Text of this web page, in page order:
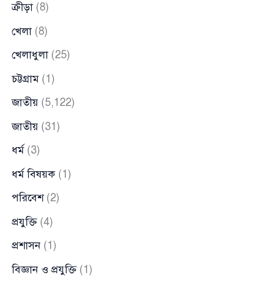
ক্রীড়া (8)
খেলা (8)
খেলাধুলা (25)
চট্টগ্রাম (1)
জাতীয় (5,122)
জাতীয় (31)
ধর্ম (3)
ধর্ম বিষয়ক (1)
পরিবেশ(2)
প্রযুক্তি (4)
প্রশাসন (1)
বিজ্ঞান ও প্রযুক্তি (1)